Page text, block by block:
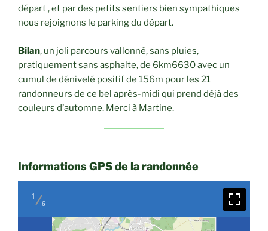
départ , et par des petits sentiers bien sympathiques
nous rejoignons le parking du départ.
Bilan, un joli parcours vallonné, sans pluies,
pratiquement sans asphalte, de 6km6630 avec un
cumul de dénivelé positif de 156m pour les 21
randonneurs de ce bel après-midi qui prend déjà des
couleurs d’automne. Merci à Martine.
Informations GPS de la randonnée
1
6